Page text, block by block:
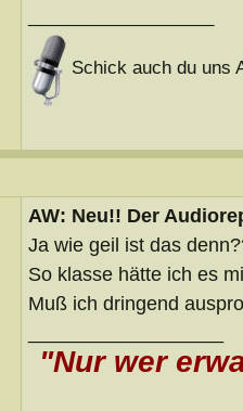
Schick auch du uns
AW: Neu!! Der
Ja wie geil ist das
So klasse hätte ich es
Muß ich dringend
"Nur wer